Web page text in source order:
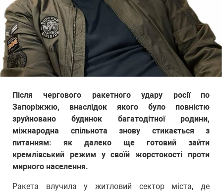
Після чергового ракетного удару росії по
Запоріжжю, внаслідок якого було повністю
зруйновано будинок багатодітної родини,
міжнародна спільнота знову стикається з
питанням: як далеко ще готовий зайти
кремлівський режим у своїй жорстокості проти
мирного населення.
Ракета влучила у житловий сектор міста, де